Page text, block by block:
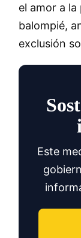
el amor a
balompié,
exclusión
Este